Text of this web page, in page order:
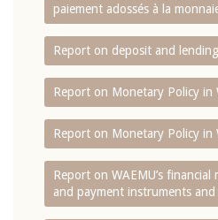
paiement adossés à la
Report on deposit and
Report on Monetary Policy in
Report on Monetary Policy in
Report on WAEMU’s
and payment instruments and